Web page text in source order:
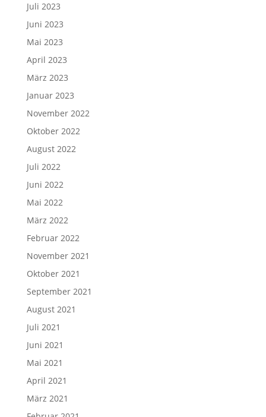
Juli 2023
Juni 2023
Mai 2023
April 2023
März 2023
Januar 2023
November 2022
Oktober 2022
August 2022
Juli 2022
Juni 2022
Mai 2022
März 2022
Februar 2022
November 2021
Oktober 2021
September 2021
August 2021
Juli 2021
Juni 2021
Mai 2021
April 2021
März 2021